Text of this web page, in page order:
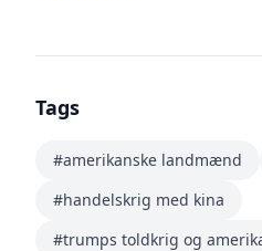
Tags
#amerikanske landmænd
#handelskrig med kina
#trumps toldkrig og